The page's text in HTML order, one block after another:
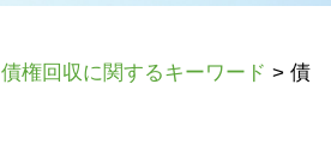
債権回収に関するキーワード > 債